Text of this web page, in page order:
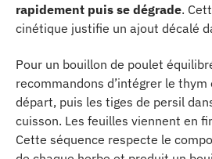
rapidement puis se dégrade.
cinétique justifie un ajout décalé
Pour un bouillon de poulet
recommandons d’intégrer le
départ, puis les tiges de persil
cuisson. Les feuilles viennent en
Cette séquence respecte le